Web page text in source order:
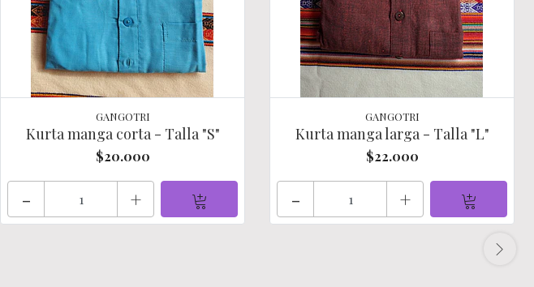
GANGOTRI
Kurta manga corta - Talla "S"
$20.000
- +
GANGOTRI
Kurta manga larga - Talla "L"
$22.000
- +